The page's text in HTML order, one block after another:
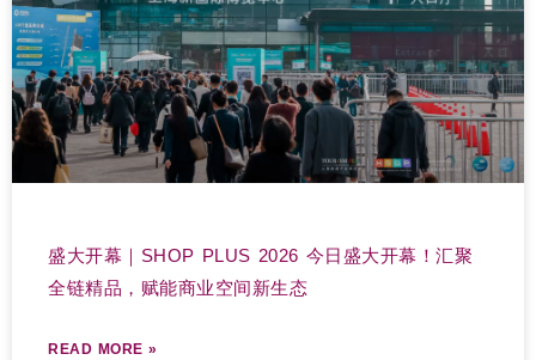
盛大开幕｜SHOP PLUS 2026 今日盛大开幕！汇聚
全链精品，赋能商业空间新生态
READ MORE »